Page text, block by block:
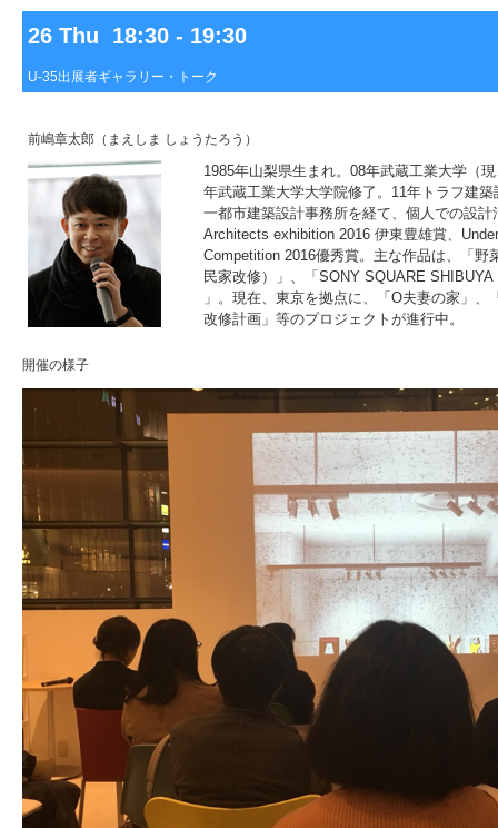
26 Thu 18:30 - 19:30
U-35出展者ギャラリー・トーク
前嶋章太郎（まえしま しょうたろう）
1985年山梨県生まれ。08年武蔵工業大学（
年武蔵工業大学大学院修了。11年トラフ建
一都市建築設計事務所を経て、個人での設
Architects exhibition 2016 伊東豊雄賞、
Competition 2016優秀賞。主な作品は、「野
民家改修）」、「SONY SQUARE
」。現在、東京を拠点に、「O夫妻の家」、
改修計画」等のプロジェクトが進行中。
開催の様子